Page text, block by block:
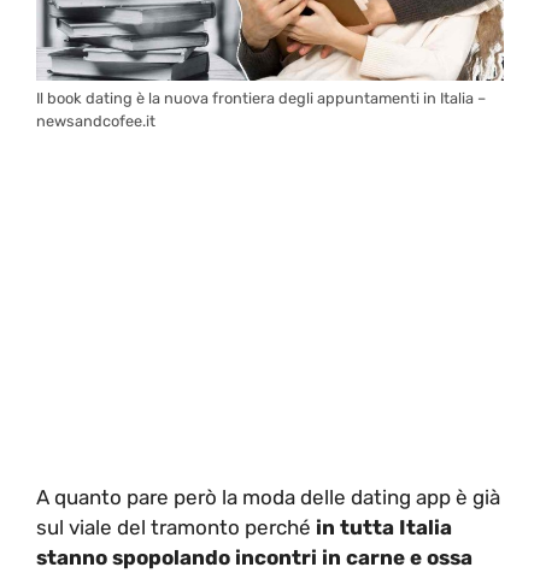
Il book dating è la nuova frontiera degli appuntamenti in Italia –
newsandcofee.it
A quanto pare però la moda delle dating app è già
sul viale del tramonto perché in tutta Italia
stanno spopolando incontri in carne e ossa